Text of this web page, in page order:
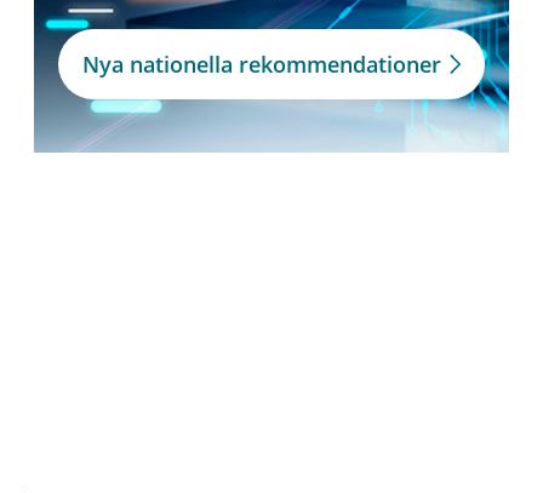
Nya nationella rekommendationer